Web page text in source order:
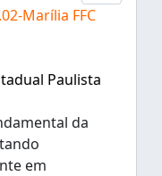
Marília FFC
Paulista
da
em